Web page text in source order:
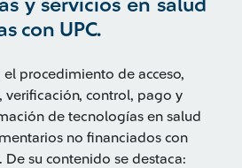
y servicios en salud
con UPC.
procedimiento de acceso,
verificación, control, pago y
de tecnologías en salud
no financiados con
De su contenido se destaca: